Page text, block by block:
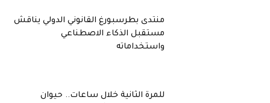
منتدى بطرسبورغ القانوني الدولي يناقش
مستقبل الذكاء الاصطناعي
واستخداماته
للمرة الثانية خلال ساعات.. حيوان